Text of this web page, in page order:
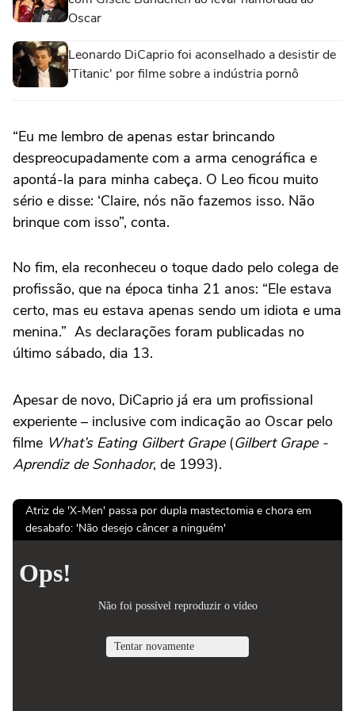
Oscar
Leonardo DiCaprio foi aconselhado a desistir de
'Titanic' por filme sobre a indústria pornô
“Eu me lembro de apenas estar brincando
despreocupadamente com a arma cenográfica e
apontá-la para minha cabeça. O Leo ficou muito
sério e disse: ‘Claire, nós não fazemos isso. Não
brinque com isso”, conta.
No fim, ela reconheceu o toque dado pelo colega de
profissão, que na época tinha 21 anos: “Ele estava
certo, mas eu estava apenas sendo um idiota e uma
menina.” As declarações foram publicadas no
último sábado, dia 13.
Apesar de novo, DiCaprio já era um profissional
experiente – inclusive com indicação ao Oscar pelo
filme What’s Eating Gilbert Grape (Gilbert Grape -
Aprendiz de Sonhador, de 1993).
Atriz de 'X-Men' passa por dupla mastectomia e chora em
desabafo: 'Não desejo câncer a ninguém'